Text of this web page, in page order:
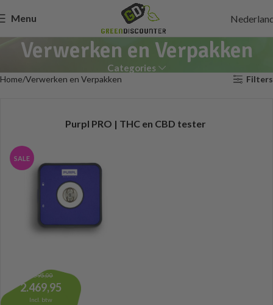
Menu
Verwerken en Verpakken
Categories
Home Verwerken en Verpakken Filters
Purpl PRO | THC en CBD tester
SALE
2.695,00
2.469,95
Incl. btw